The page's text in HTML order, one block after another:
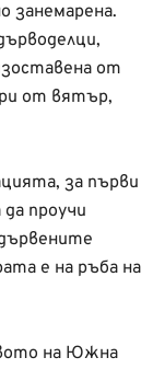
занемарена.
от
от вятър,
за първи
проучи
е на ръба на
на Южна